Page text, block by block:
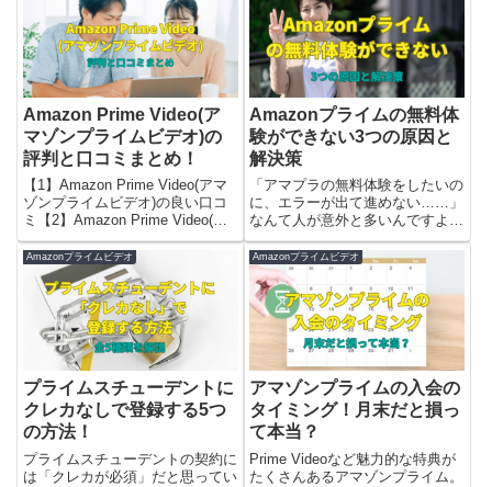
Amazon Prime Video(ア
マゾンプライムビデオ)の
評判と口コミまとめ！
【1】Amazon Prime Video(アマ
ゾンプライムビデオ)の良い口コ
ミ【2】Amazon Prime Video(ア
マゾンプライムビデオ)の悪い評
判【3】Amazon Prime Video(ア
マゾンプライムビデオ)をお勧め
する人・しない人をご紹介しま
す。
Amazonプライムの無料体
験ができない3つの原因と
解決策
「アマプラの無料体験をしたいの
に、エラーが出て進めない……」
なんて人が意外と多いんですよ
ね。そこで【1】Amazonプライ
ムの無料体験ができない原因
【2】それぞれの解決策を解説し
ます。
Amazonプライムビデオ
プライムスチューデントに
クレカなしで登録する5つ
の方法！
プライムスチューデントの契約に
は「クレカが必須」だと思ってい
Amazonプライムビデオ
アマゾンプライムの入会の
タイミング！月末だと損っ
て本当？
Prime Videoなど魅力的な特典が
たくさんあるアマゾンプライム。